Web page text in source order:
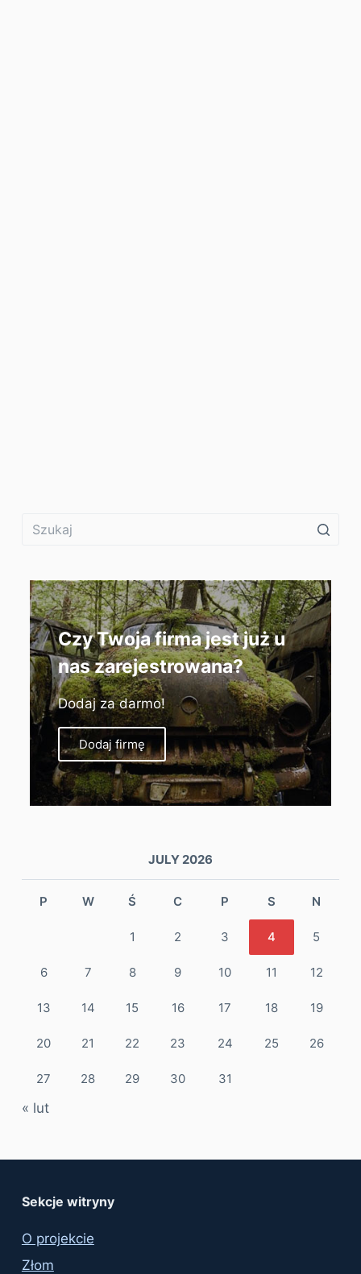
Czy Twoja firma jest już u
nas zarejestrowana?
Dodaj za darmo!
Dodaj firmę
JULY 2026
P W Ś C P S N
1 2 3 4 5
6 7 8 9 10 11 12
13 14 15 16 17 18 19
20 21 22 23 24 25 26
27 28 29 30 31
« lut
Sekcje witryny
O projekcie
Złom